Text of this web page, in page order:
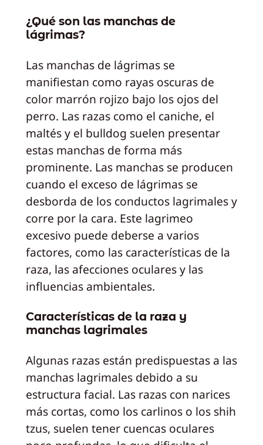
¿Qué son las manchas de
lágrimas?
Las manchas de lágrimas se
manifiestan como rayas oscuras de
color marrón rojizo bajo los ojos del
perro. Las razas como el caniche, el
maltés y el bulldog suelen presentar
estas manchas de forma más
prominente. Las manchas se producen
cuando el exceso de lágrimas se
desborda de los conductos lagrimales y
corre por la cara. Este lagrimeo
excesivo puede deberse a varios
factores, como las características de la
raza, las afecciones oculares y las
influencias ambientales.
Características de la raza y
manchas lagrimales
Algunas razas están predispuestas a las
manchas lagrimales debido a su
estructura facial. Las razas con narices
más cortas, como los carlinos o los shih
tzus, suelen tener cuencas oculares